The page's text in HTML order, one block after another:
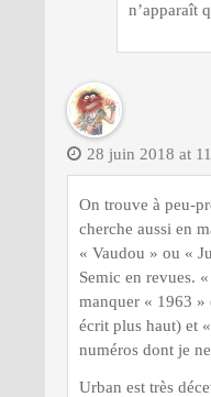
n’apparaît
28 juin 2018 at
On trouve à peu-
cherche aussi en
« Vaudou » ou «
Semic en revues.
manquer « 1963 »
écrit plus haut) et
numéros dont je
Urban est très